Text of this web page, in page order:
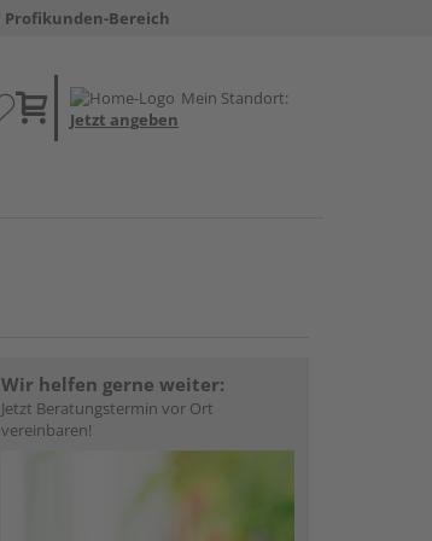
Profikunden-Bereich
Mein Standort:
Jetzt angeben
Wir helfen gerne weiter:
Jetzt Beratungstermin vor Ort
vereinbaren!